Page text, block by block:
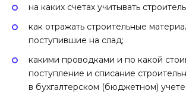
на каких счетах учитывать
как отражать строительные
поступившие на слад;
какими проводками и по какой
поступление и списание
в бухгалтерском (бюджетном) учете.